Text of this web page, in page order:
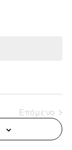
Επόμενο